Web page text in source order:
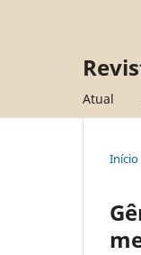
Atual
Início